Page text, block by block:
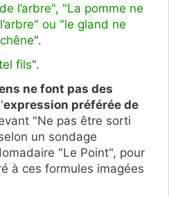
l’arbre", "La pomme ne
ou "le gland ne
".
fils".
ne font pas des
expression préférée de
"Ne pas être sorti
un sondage
"Le Point", pour
à ces formules imagées